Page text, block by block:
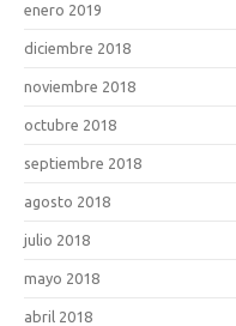
enero 2019
diciembre 2018
noviembre 2018
octubre 2018
septiembre 2018
agosto 2018
julio 2018
mayo 2018
abril 2018